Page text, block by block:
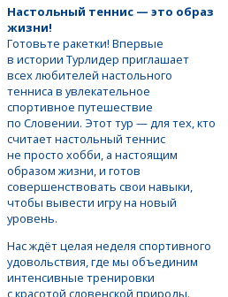
Настольный теннис — это образ
жизни!
Готовьте ракетки! Впервые
в истории Турлидер приглашает
всех любителей настольного
тенниса в увлекательное
спортивное путешествие
по Словении. Этот тур — для тех, кто
считает настольный теннис
не просто хобби, а настоящим
образом жизни, и готов
совершенствовать свои навыки,
чтобы вывести игру на новый
уровень.
Нас ждёт целая неделя спортивного
удовольствия, где мы объединим
интенсивные тренировки
с красотой словенской природы.